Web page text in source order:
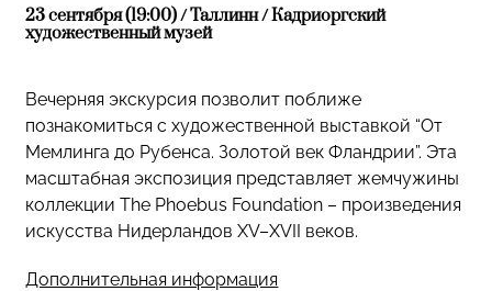
23 сентября (19:00) / Таллинн / Кадриоргский
художественный музей
Вечерняя экскурсия позволит поближе
познакомиться с художественной выставкой “От
Мемлинга до Рубенса. Золотой век Фландрии”. Эта
масштабная экспозиция представляет жемчужины
коллекции The Phoebus Foundation – произведения
искусства Нидерландов XV–XVII веков.
Дополнительная информация